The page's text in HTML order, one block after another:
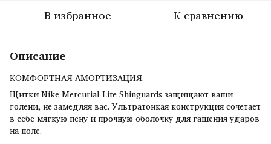
В избранное К сравнению
Описание
КОМФОРТНАЯ АМОРТИЗАЦИЯ.
Щитки Nike Mercurial Lite Shinguards защищают ваши
голени, не замедляя вас. Ультратонкая конструкция сочетает
в себе мягкую пену и прочную оболочку для гашения ударов
на поле.